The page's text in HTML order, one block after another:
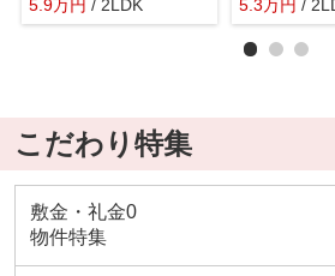
5.9万円 / 2LDK
5.3万円 /
こだわり特集
敷金・礼金0
物件特集